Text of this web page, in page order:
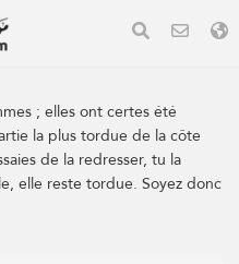
; elles ont certes été
la plus tordue de la côte
de la redresser, tu la
elle reste tordue. Soyez donc